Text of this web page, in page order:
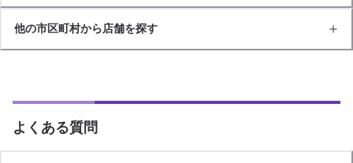
他の市区町村から店舗を探す
よくある質問